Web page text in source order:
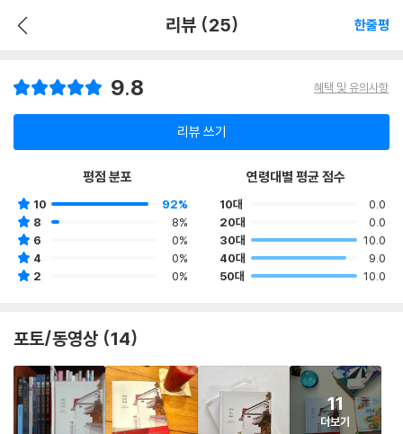
리뷰 (25) 한줄평
9.8 혜택 및 유의사항
리뷰 쓰기
평점 분포
10
92%
8
8%
6
0%
4
0%
2
0%
연령대별 평균 점수
10대
0.0
20대
0.0
30대
10.0
40대
9.0
50대
10.0
포토/동영상 (14)
11
더보기